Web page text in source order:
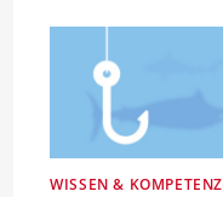
WISSEN & KOMPETENZ